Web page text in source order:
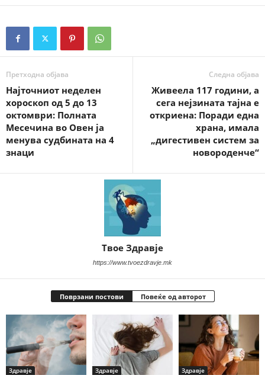
Претходна објава
Најточниот неделен
хороскоп од 5 до 13
октомври: Полната
Месечина во Овен ја
менува судбината на 4
знаци
Следна објава
Живеела 117 години, а
сега нејзината тајна е
откриена: Поради една
храна, имала
„дигестивен систем за
новороденче“
Твое Здравје
https://www.tvoezdravje.mk
Поврзани постови Повеќе од авторот
Здравје Здравје Здравје